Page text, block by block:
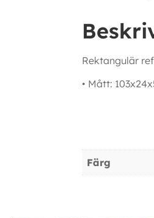
Rektangulär
• Mått:
Färg